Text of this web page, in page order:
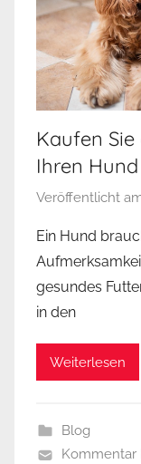
Kaufen
Ihren Hund
Veröffentlicht
Ein Hund
gesundes
in den
Weiterlesen
Blog
Kommentar